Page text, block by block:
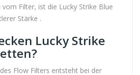
vom Filter, ist die Lucky Strike Blue
Stärke .
Lucky Strike
Flow Filters entsteht bei der